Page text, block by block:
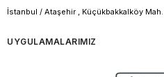
İstanbul / Ataşehir , Küçükbakkalköy Mah.
UYGULAMALARIMIZ